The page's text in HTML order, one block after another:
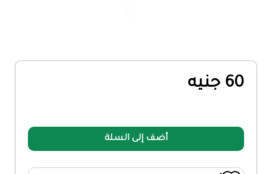
60 جنيه
أضف إلى السلة